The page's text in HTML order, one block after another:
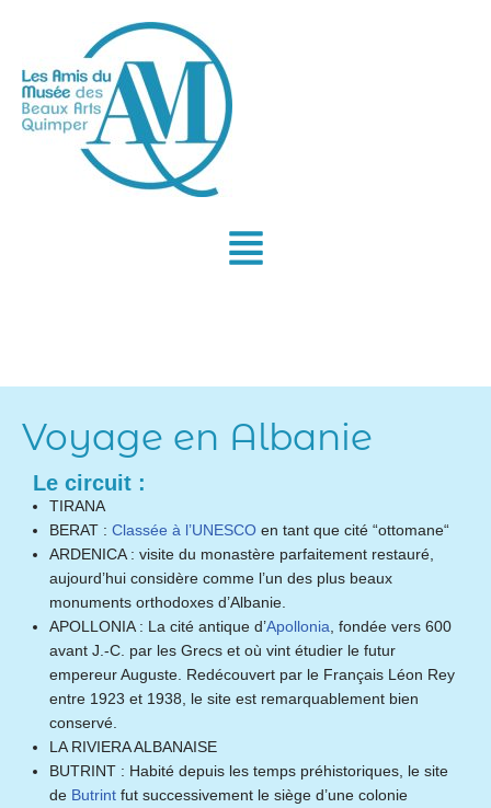
au
contenu
Voyage en Albanie
Le circuit :
TIRANA
BERAT : Classée à l’UNESCO en tant que cité “ottomane“
ARDENICA : visite du monastère parfaitement restauré,
aujourd’hui considère comme l’un des plus beaux
monuments orthodoxes d’Albanie.
APOLLONIA : La cité antique d’Apollonia , fondée vers 600
avant J.-C. par les Grecs et où vint étudier le futur
empereur Auguste. Redécouvert par le Français Léon Rey
entre 1923 et 1938, le site est remarquablement bien
conservé.
LA RIVIERA ALBANAISE
BUTRINT : Habité depuis les temps préhistoriques, le site
de Butrint fut successivement le siège d’une colonie